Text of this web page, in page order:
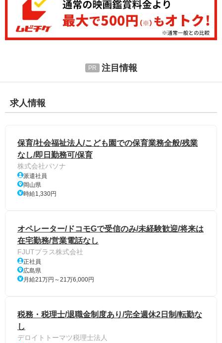
注目情報
求人情報
保育/社会福祉法人/こども園での保育業務全般/残業
なし/即日勤務可/保育
株式会社パソナ
派遣社員
岡山県
時給1,330円
オペレーター/ドコモGで受信のみ/未経験歓迎/将来は
在宅勤務/営業電話なし
FJUTプラス株式会社
正社員
広島県
月給21万円～21万6,000円
税務・税理士/退職金制度あり/完全週休2日制/転勤な
し
デロイトトーマツ税理士法人